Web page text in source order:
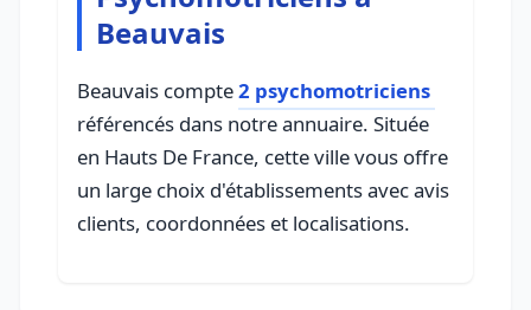
Beauvais
Beauvais compte2 psychomotriciens
référencés dans notre annuaire. Située
en Hauts De France, cette ville vous offre
un large choix d'établissements avec avis
clients, coordonnées et localisations.